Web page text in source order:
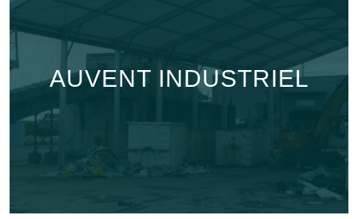
AUVENT INDUSTRIEL